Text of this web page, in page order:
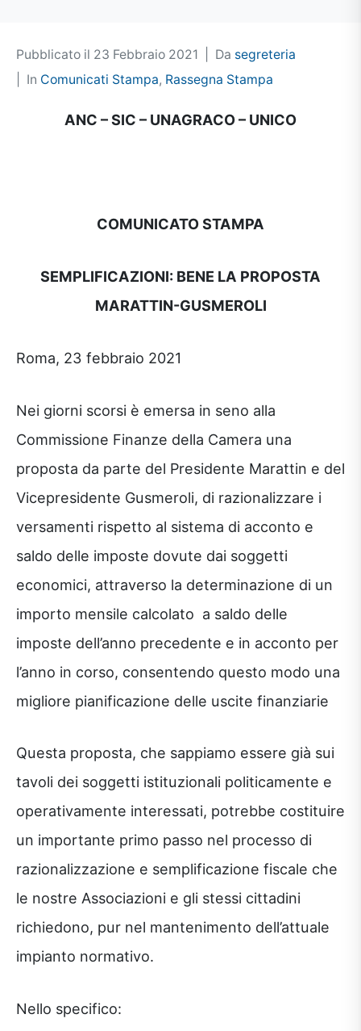
Pubblicato il 23 Febbraio 2021 Da segreteria
In Comunicati Stampa, Rassegna Stampa
ANC – SIC – UNAGRACO – UNICO
COMUNICATO STAMPA
SEMPLIFICAZIONI: BENE LA PROPOSTA
MARATTIN-GUSMEROLI
Roma, 23 febbraio 2021
Nei giorni scorsi è emersa in seno alla
Commissione Finanze della Camera una
proposta da parte del Presidente Marattin e del
Vicepresidente Gusmeroli, di razionalizzare i
versamenti rispetto al sistema di acconto e
saldo delle imposte dovute dai soggetti
economici, attraverso la determinazione di un
importo mensile calcolato a saldo delle
imposte dell’anno precedente e in acconto per
l’anno in corso, consentendo questo modo una
migliore pianificazione delle uscite finanziarie
Questa proposta, che sappiamo essere già sui
tavoli dei soggetti istituzionali politicamente e
operativamente interessati, potrebbe costituire
un importante primo passo nel processo di
razionalizzazione e semplificazione fiscale che
le nostre Associazioni e gli stessi cittadini
richiedono, pur nel mantenimento dell’attuale
impianto normativo.
Nello specifico: